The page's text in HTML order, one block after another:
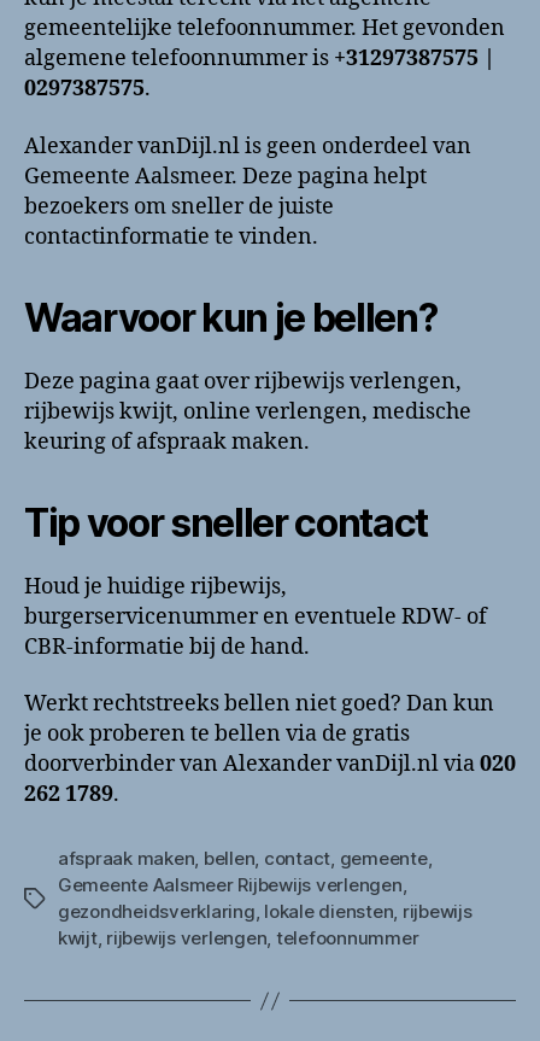
contactinformatie
gemeentelijke telefoonnummer. Het gevonden
algemene telefoonnummer is +31297387575 |
0297387575.
Alexander vanDijl.nl is geen onderdeel van
Gemeente Aalsmeer. Deze pagina helpt
bezoekers om sneller de juiste
contactinformatie te vinden.
Waarvoor kun je bellen?
Deze pagina gaat over rijbewijs verlengen,
rijbewijs kwijt, online verlengen, medische
keuring of afspraak maken.
Tip voor sneller contact
Houd je huidige rijbewijs,
burgerservicenummer en eventuele RDW- of
CBR-informatie bij de hand.
Werkt rechtstreeks bellen niet goed? Dan kun
je ook proberen te bellen via de gratis
doorverbinder van Alexander vanDijl.nl via020
262 1789.
Tags
afspraak maken, bellen, contact, gemeente,
Gemeente Aalsmeer Rijbewijs verlengen,
gezondheidsverklaring, lokale diensten, rijbewijs
kwijt, rijbewijs verlengen, telefoonnummer